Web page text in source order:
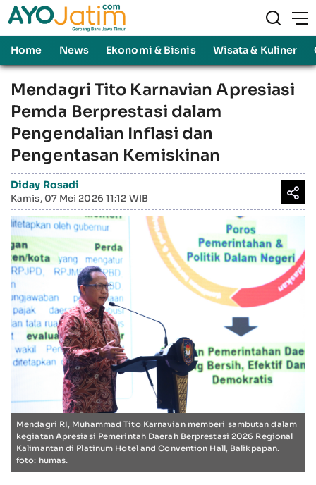
Home News Ekonomi & Bisnis Wisata & Kuliner
Mendagri Tito Karnavian Apresiasi
Pemda Berprestasi dalam
Pengendalian Inflasi dan
Pengentasan Kemiskinan
Diday Rosadi
Kamis, 07 Mei 2026 11:12 WIB
Mendagri RI, Muhammad Tito Karnavian memberi sambutan dalam
kegiatan Apresiasi Pemerintah Daerah Berprestasi 2026 Regional
Kalimantan di Platinum Hotel and Convention Hall, Balikpapan.
foto: humas.